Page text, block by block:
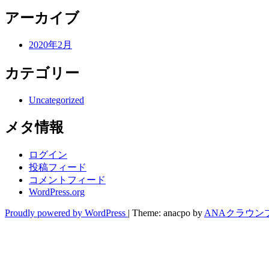
アーカイブ
2020年2月
カテゴリー
Uncategorized
メタ情報
ログイン
投稿フィード
コメントフィード
WordPress.org
Proudly powered by WordPress | Theme: anacpo by ANAクラウン